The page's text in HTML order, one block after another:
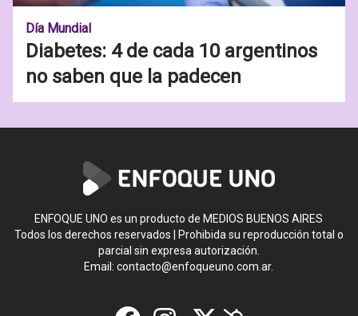
Día Mundial
Diabetes: 4 de cada 10 argentinos
no saben que la padecen
ENFOQUE UNO es un producto de MEDIOS BUENOS AIRES
Todos los derechos reservados | Prohibida su reproducción total o
parcial sin expresa autorización.
Email:contacto@enfoqueuno.com.ar.